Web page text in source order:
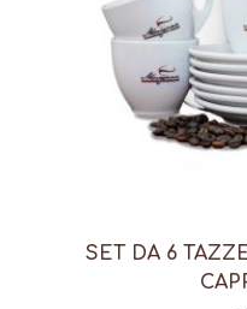
SET DA 6